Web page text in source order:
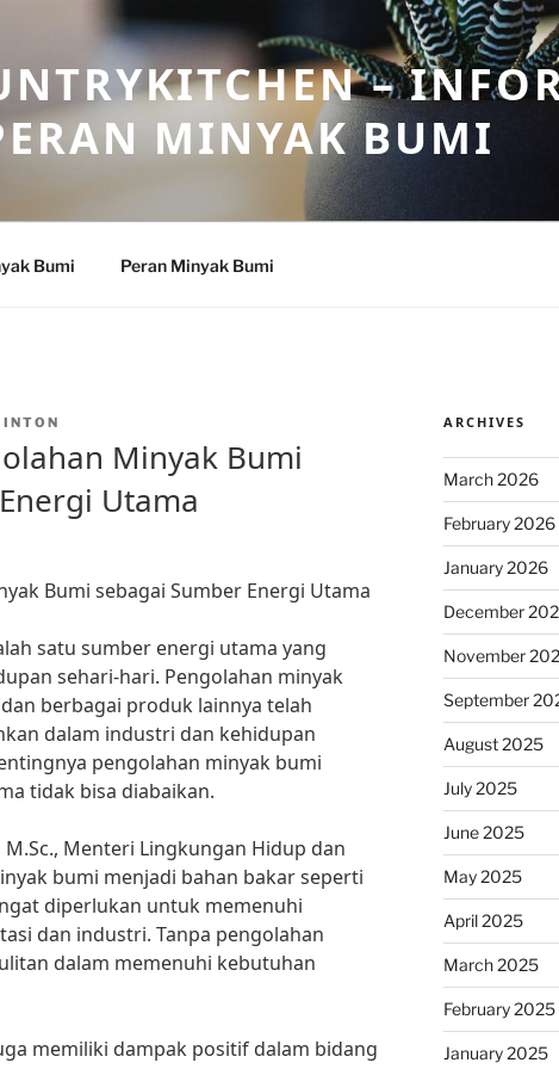
–
MINYAK BUMI
Bumi Peran Minyak Bumi
Minyak Bumi
Utama
Bumi sebagai Sumber Energi Utama
satu sumber energi utama yang
sehari-hari. Pengolahan minyak
berbagai produk lainnya telah
dalam industri dan kehidupan
pengolahan minyak bumi
tidak bisa diabaikan.
Menteri Lingkungan Hidup dan
bumi menjadi bahan bakar seperti
diperlukan untuk memenuhi
dan industri. Tanpa pengolahan
dalam memenuhi kebutuhan
memiliki dampak positif dalam bidang
ARCHIVES
March 2026
February 2026
January 2026
December
November
September
August 2025
July 2025
June 2025
May 2025
April 2025
March 2025
February 2025
January 2025